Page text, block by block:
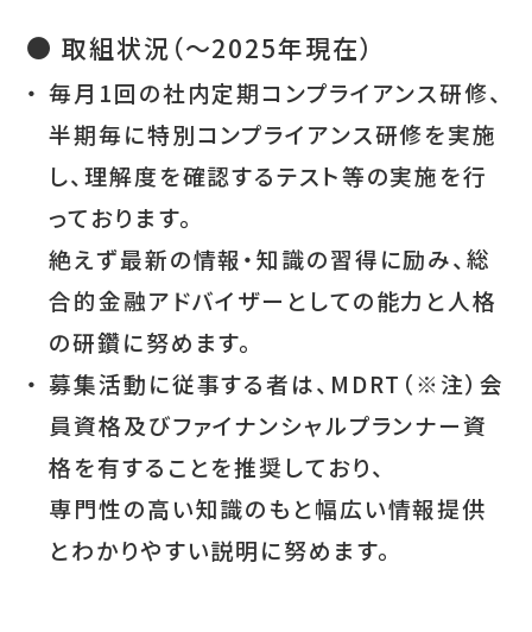
● 取組状況（～2025年現在）
・ 毎月1回の社内定期コンプライアンス研修、
半期毎に特別コンプライアンス研修を実施
し、理解度を確認するテスト等の実施を行
っております。
絶えず最新の情報・知識の習得に励み、総
合的金融アドバイザーとしての能力と人格
の研鑽に努めます。
・ 募集活動に従事する者は、MDRT（※注）会
員資格及びファイナンシャルプランナー資
格を有することを推奨しており、
専門性の高い知識のもと幅広い情報提供
とわかりやすい説明に努めます。